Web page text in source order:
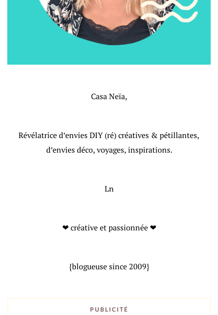
Casa Neïa,
Révélatrice d’envies DIY (ré) créatives & pétillantes,
d’envies déco, voyages, inspirations.
Ln
❤ créative et passionnée ❤
{blogueuse since 2009}
PUBLICITÉ